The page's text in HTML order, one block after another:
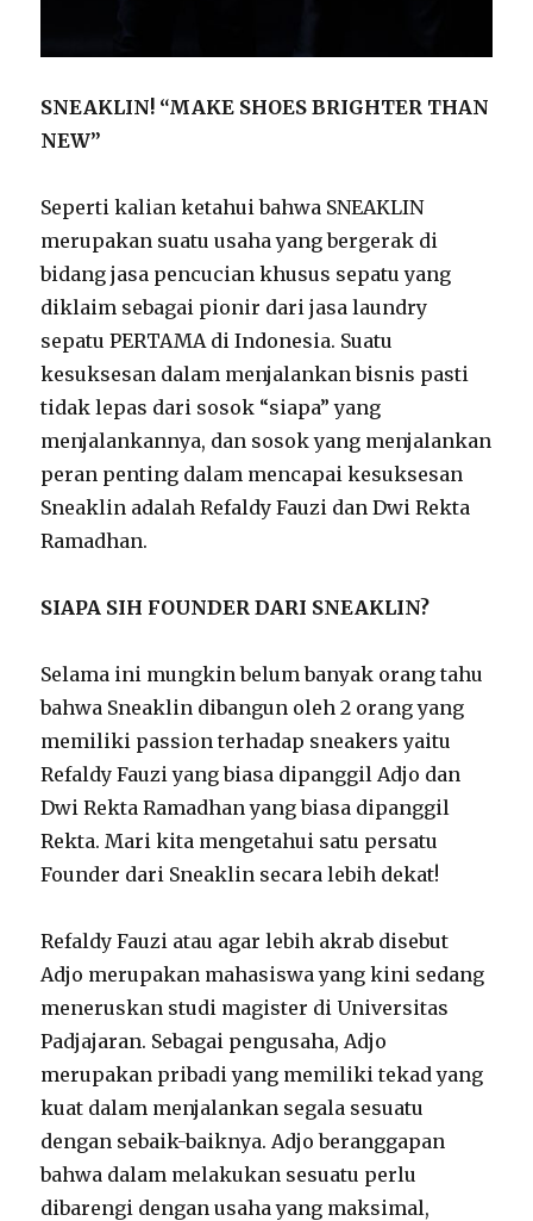
SNEAKLIN! “MAKE SHOES BRIGHTER THAN
NEW”
Seperti kalian ketahui bahwa SNEAKLIN
merupakan suatu usaha yang bergerak di
bidang jasa pencucian khusus sepatu yang
diklaim sebagai pionir dari jasa laundry
sepatu PERTAMA di Indonesia. Suatu
kesuksesan dalam menjalankan bisnis pasti
tidak lepas dari sosok “siapa” yang
menjalankannya, dan sosok yang menjalankan
peran penting dalam mencapai kesuksesan
Sneaklin adalah Refaldy Fauzi dan Dwi Rekta
Ramadhan.
SIAPA SIH FOUNDER DARI SNEAKLIN?
Selama ini mungkin belum banyak orang tahu
bahwa Sneaklin dibangun oleh 2 orang yang
memiliki passion terhadap sneakers yaitu
Refaldy Fauzi yang biasa dipanggil Adjo dan
Dwi Rekta Ramadhan yang biasa dipanggil
Rekta. Mari kita mengetahui satu persatu
Founder dari Sneaklin secara lebih dekat!
Refaldy Fauzi atau agar lebih akrab disebut
Adjo merupakan mahasiswa yang kini sedang
meneruskan studi magister di Universitas
Padjajaran. Sebagai pengusaha, Adjo
merupakan pribadi yang memiliki tekad yang
kuat dalam menjalankan segala sesuatu
dengan sebaik-baiknya. Adjo beranggapan
bahwa dalam melakukan sesuatu perlu
dibarengi dengan usaha yang maksimal,